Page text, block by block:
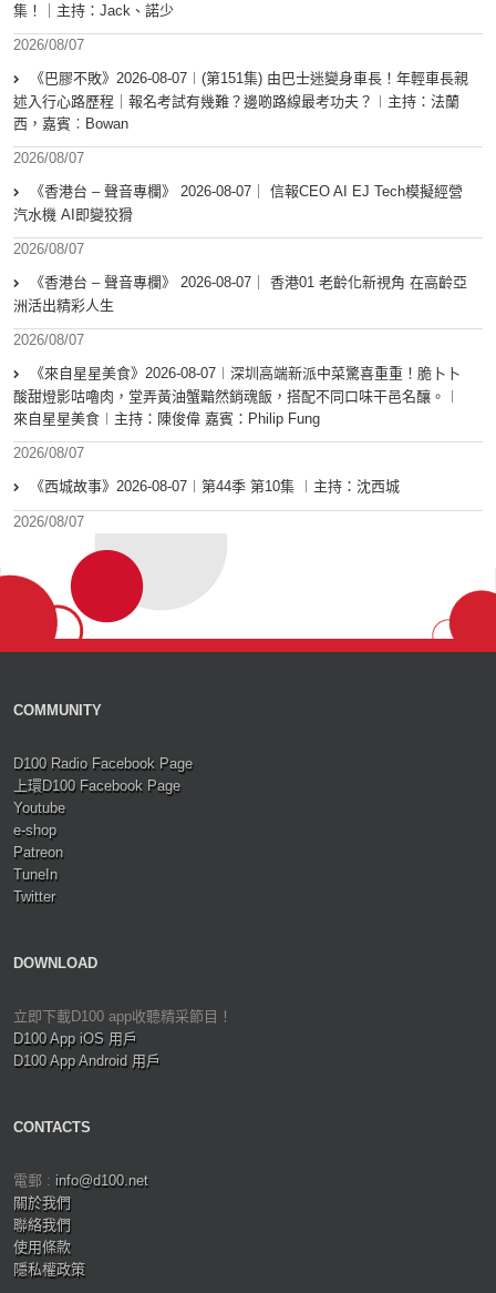
集！｜主持：Jack、諾少
2026/08/07
《巴膠不敗》2026-08-07︱(第151集) 由巴士迷變身車長！年輕車長親
述入行心路歷程｜報名考試有幾難？邊啲路線最考功夫？︱主持：法蘭
西，嘉賓︰Bowan
2026/08/07
《香港台 – 聲音專欄》 2026-08-07｜ 信報CEO AI EJ Tech模擬經營
汽水機 AI即變狡猾
2026/08/07
《香港台 – 聲音專欄》 2026-08-07｜ 香港01 老齡化新視角 在高齡亞
洲活出精彩人生
2026/08/07
《來自星星美食》2026-08-07︱深圳高端新派中菜驚喜重重！脆卜卜
酸甜燈影咕嚕肉，堂弄黃油蟹黯然銷魂飯，搭配不同口味干邑名釀。︱
來自星星美食︱主持：陳俊偉 嘉賓：Philip Fung
2026/08/07
《西城故事》2026-08-07︱第44季 第10集 ︱主持：沈西城
2026/08/07
COMMUNITY
D100 Radio Facebook Page
上環D100 Facebook Page
Youtube
e-shop
Patreon
TuneIn
Twitter
DOWNLOAD
立即下載D100 app收聽精采節目！
D100 App iOS 用戶
D100 App Android 用戶
CONTACTS
電郵 : info@d100.net
關於我們
聯絡我們
使用條款
隱私權政策